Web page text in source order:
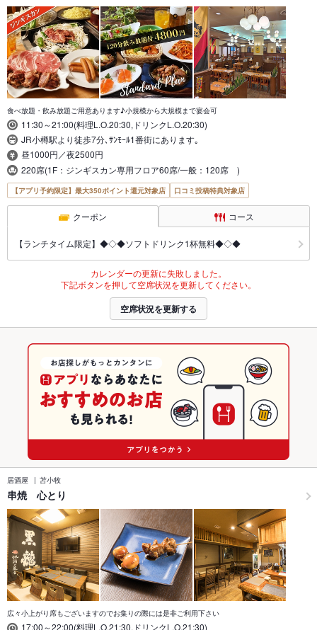
食べ放題・飲み放題ご用意あります♪小規模から大規模まで宴会可
11:30～21:00(料理L.O.20:30,ドリンクL.O.20:30)
JR小樽駅より徒歩7分､ｻﾝﾓｰﾙ1番街にあります｡
昼1000円／夜2500円
220席(1F：ジンギスカン専用フロア60席/一般：120席 )
【アプリ予約限定】最大350ポイント還元対象店 口コミ投稿特典対象店
クーポン コース
【ランチタイム限定】◆◇◆ソフトドリンク1杯無料◆◇◆
カレンダーの更新に失敗しました。
下記ボタンを押して空席状況を更新してください。
空席状況を更新する
居酒屋 苫小牧
串焼 心とり
広々小上がり席もございますのでお集りの際には是非ご利用下さい
17:00～22:00(料理L.O.21:30,ドリンクL.O.21:30)